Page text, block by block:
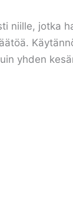
niille, jotka
yhden